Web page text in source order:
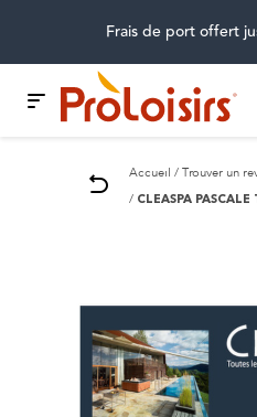
Frais de port offert
Accueil Trouver un
CLEASPA